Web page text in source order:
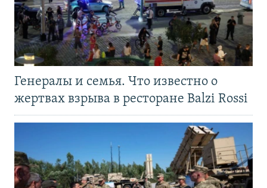
Генералы и семья. Что известно о
жертвах взрыва в ресторане Balzi Rossi